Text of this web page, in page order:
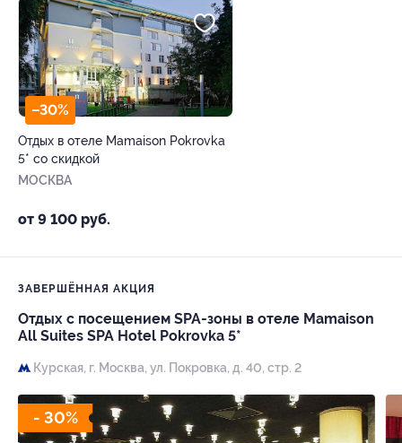
–30%
Отдых в отеле Mamaison Pokrovka
5* со скидкой
МОСКВА
от 9 100 руб.
ЗАВЕРШЁННАЯ АКЦИЯ
Отдых с посещением SPA-зоны в отеле Mamaison
All Suites SPA Hotel Pokrovka 5*
Курская, г. Москва, ул. Покровка, д. 40, стр. 2
- 30%